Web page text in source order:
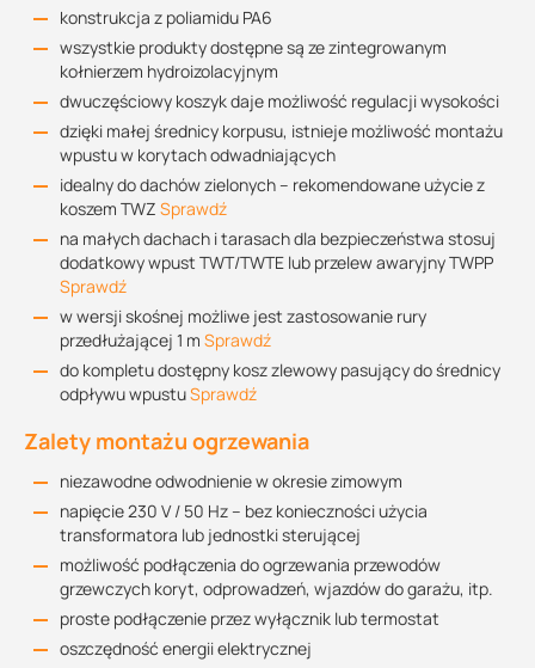
konstrukcja z poliamidu PA6
wszystkie produkty dostępne są ze zintegrowanym
kołnierzem hydroizolacyjnym
dwuczęściowy koszyk daje możliwość regulacji wysokości
dzięki małej średnicy korpusu, istnieje możliwość montażu
wpustu w korytach odwadniających
idealny do dachów zielonych – rekomendowane użycie z
koszem TWZ Sprawdź
na małych dachach i tarasach dla bezpieczeństwa stosuj
dodatkowy wpust TWT/TWTE lub przelew awaryjny TWPP
Sprawdź
w wersji skośnej możliwe jest zastosowanie rury
przedłużającej 1 m Sprawdź
do kompletu dostępny kosz zlewowy pasujący do średnicy
odpływu wpustuSprawdź
Zalety montażu ogrzewania
niezawodne odwodnienie w okresie zimowym
napięcie 230 V / 50 Hz – bez konieczności użycia
transformatora lub jednostki sterującej
możliwość podłączenia do ogrzewania przewodów
grzewczych koryt, odprowadzeń, wjazdów do garażu, itp.
proste podłączenie przez wyłącznik lub termostat
oszczędność energii elektrycznej